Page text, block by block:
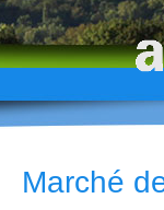
HISTOIRE
Marché